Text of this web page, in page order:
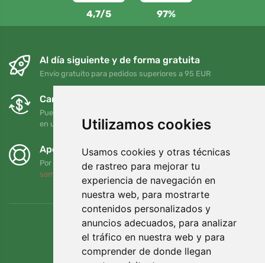
Utilizamos cookies
Usamos cookies y otras técnicas
de rastreo para mejorar tu
experiencia de navegación en
nuestra web, para mostrarte
contenidos personalizados y
anuncios adecuados, para analizar
el tráfico en nuestra web y para
comprender de donde llegan
4,7/5 97%
Al día siguiente y de forma gratuita
Envío gratuito para pedidos superiores a 95 EUR
Cambios y devoluciones gratuitos
Puede devolver o cambiar su pedido en cualquier momento
en un plazo de 90 días
Apoyamos a Trees.org
Por cada pedido plantamos un árbol. Leer más
somos